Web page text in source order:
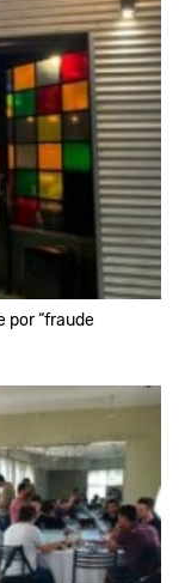
por “fraude